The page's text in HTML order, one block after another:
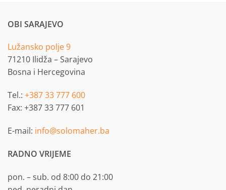
OBI SARAJEVO
Lužansko polje 9
71210 Ilidža – Sarajevo
Bosna i Hercegovina
Tel.: +387 33 777 600
Fax: +387 33 777 601
E-mail: info@solomaher.ba
RADNO VRIJEME
pon. – sub. od 8:00 do 21:00